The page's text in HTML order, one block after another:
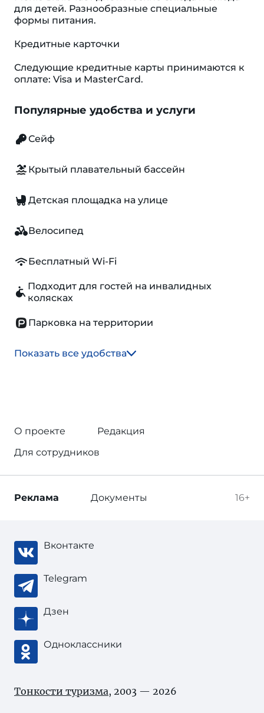
для детей. Разнообразные специальные
формы питания.
Кредитные карточки
Следующие кредитные карты принимаются к
оплате: Visa и MasterCard.
Популярные удобства и услуги
Сейф
Крытый плавательный бассейн
Детская площадка на улице
Велосипед
Бесплатный Wi-Fi
Подходит для гостей на инвалидных
колясках
Парковка на территории
Показать все удобства
О проекте
Редакция
Для сотрудников
16+
Реклама Документы
Вконтакте
Telegram
Дзен
Одноклассники
Тонкости туризма, 2003 — 2026